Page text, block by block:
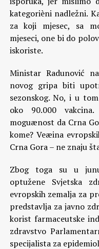
kategorièni nadležni.
za koji mjesec, sa
mjeseci, one bi do
iskoriste.
Ministar Radunović
novog gripa biti
sezonskog. No, i u
oko 90.000
moguænost da Crna
kome? Veæina
Crna Gora – ne znaju
Zbog toga su u
optužene Svjetska
evropskih zemalja za
predstavlja za javno
korist farmaceutske
zdravstvo
specijalista za